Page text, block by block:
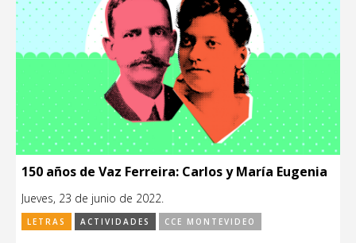
150 años de Vaz Ferreira: Carlos y María Eugenia
Jueves, 23 de junio de 2022.
LETRAS ACTIVIDADES CCE MONTEVIDEO